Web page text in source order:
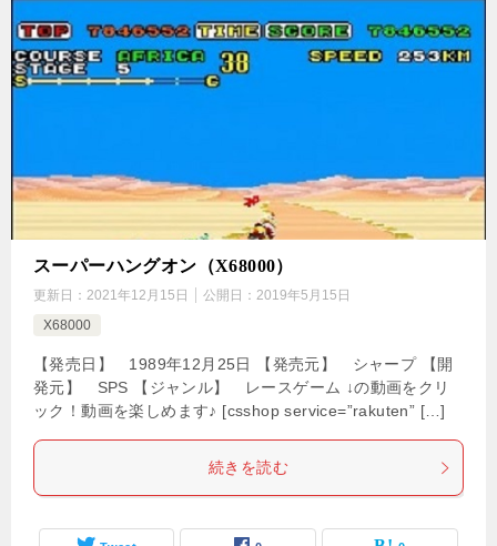
スーパーハングオン（X68000）
更新日： 2021年12月15日 公開日： 2019年5月15日
X68000
【発売日】 1989年12月25日 【発売元】 シャープ 【開
発元】 SPS 【ジャンル】 レースゲーム ↓の動画をクリ
ック！動画を楽しめます♪ [csshop service=”rakuten” […]
続きを読む